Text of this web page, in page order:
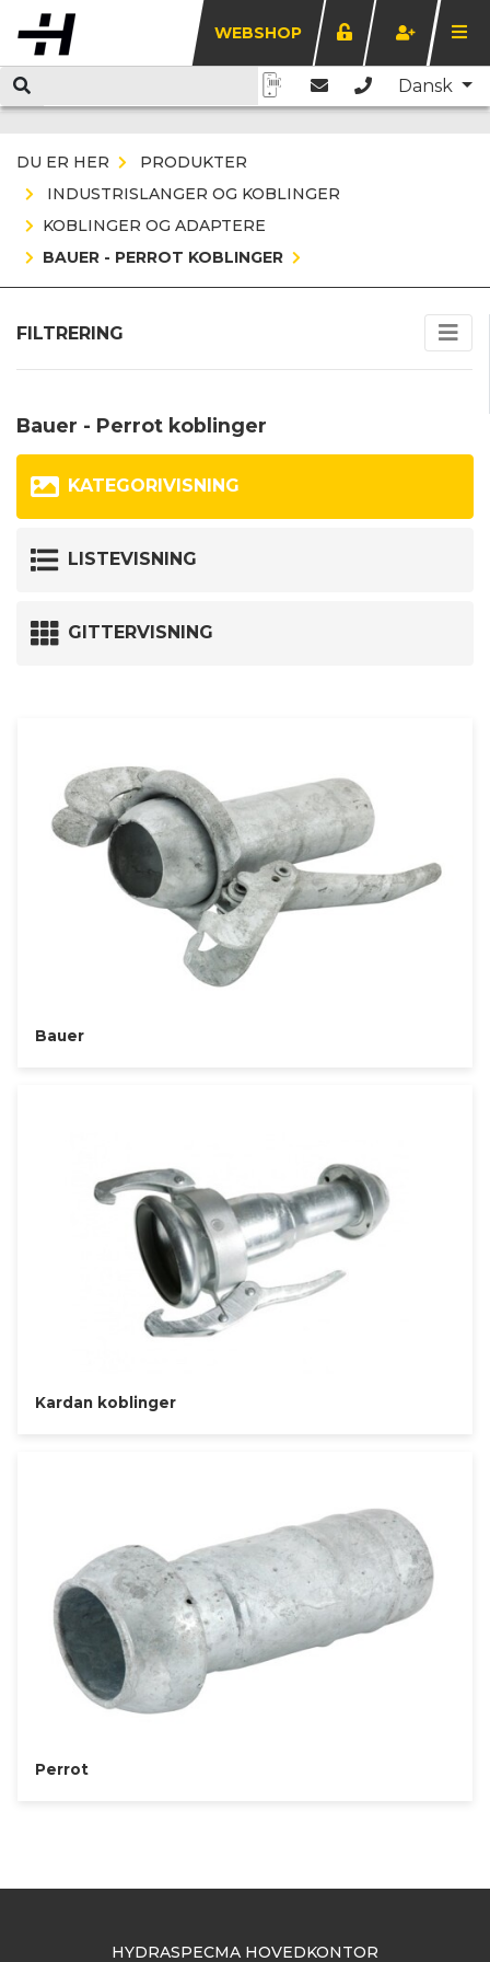
WEBSHOP
Dansk
DU ER HER
PRODUKTER
INDUSTRISLANGER OG KOBLINGER
KOBLINGER OG ADAPTERE
BAUER - PERROT KOBLINGER
FILTRERING
Bauer - Perrot koblinger
KATEGORIVISNING
LISTEVISNING
GITTERVISNING
Bauer
Kardan koblinger
Perrot
HYDRASPECMA HOVEDKONTOR